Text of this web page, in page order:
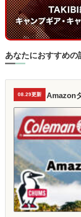
あなたにおすすめの
08.29更新 Amazon